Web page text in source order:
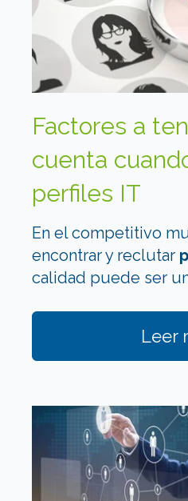
Factores a
cuenta
perfiles IT
En el competitivo
encontrar y reclutar
calidad puede ser
Leer